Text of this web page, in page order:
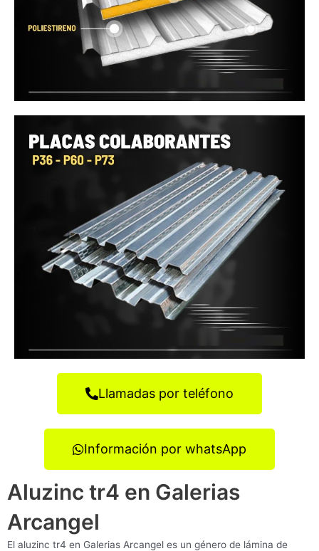
Llamadas por teléfono
Información por whatsApp
Aluzinc tr4 en Galerias
Arcangel
El aluzinc tr4 en Galerias Arcangel es un género de lámina de